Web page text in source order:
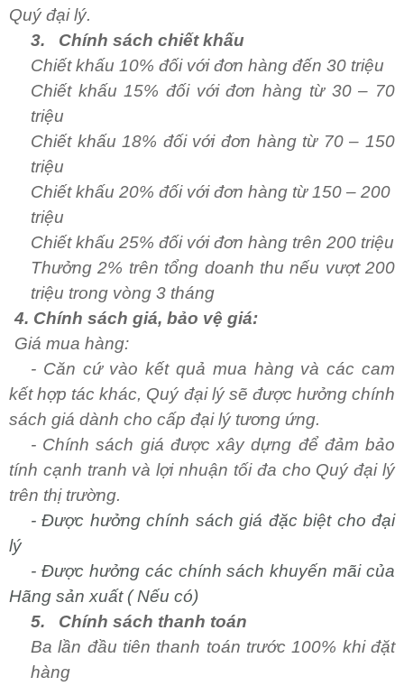
Quý đại lý.
3.
Chính sách chiết khấu
Chiết khấu 10% đối với đơn hàng đến 30 triệu
Chiết khấu 15% đối với đơn hàng từ 30 – 70
triệu
Chiết khấu 18% đối với đơn hàng từ 70 – 150
triệu
Chiết khấu 20% đối với đơn hàng từ 150 – 200
triệu
Chiết khấu 25% đối với đơn hàng trên 200 triệu
Thưởng 2% trên tổng doanh thu nếu vượt 200
triệu trong vòng 3 tháng
Chính sách giá, bảo vệ giá:
Giá mua hàng:
- Căn cứ vào kết quả mua hàng và các cam
kết hợp tác khác, Quý đại lý sẽ được hưởng chính
sách giá dành cho cấp đại lý tương ứng.
- Chính sách giá được xây dựng để đảm bảo
tính cạnh tranh và lợi nhuận tối đa cho Quý đại lý
trên thị trường.
- Được hưởng chính sách giá đặc biệt cho đại
lý
- Được hưởng các chính sách khuyến mãi của
Hãng sản xuất ( Nếu có)
5.
Chính sách thanh toán
Ba lần đầu tiên thanh toán trước 100% khi đặt
hàng